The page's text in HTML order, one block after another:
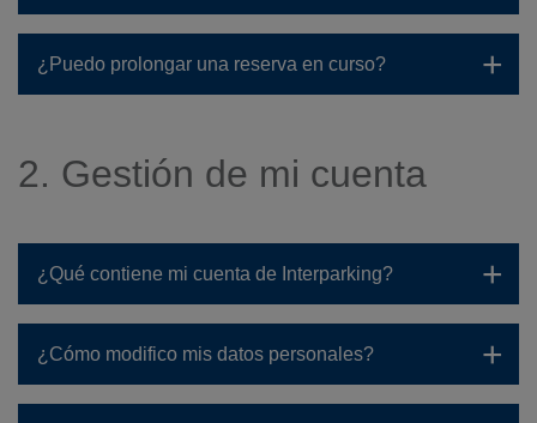
¿Puedo prolongar una reserva en curso?
2. Gestión de mi cuenta
¿Qué contiene mi cuenta de Interparking?
¿Cómo modifico mis datos personales?